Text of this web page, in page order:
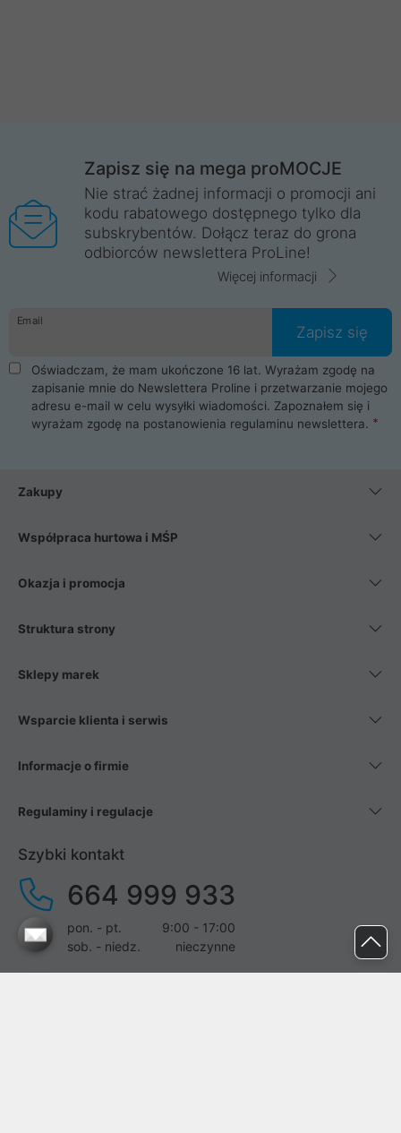
Zapisz się na mega proMOCJE
Nie strać żadnej informacji o promocji ani
kodu rabatowego dostępnego tylko dla
subskrybentów. Dołącz teraz do grona
odbiorców newslettera ProLine!
Więcej informacji
Email
Zapisz się
Oświadczam, że mam ukończone 16 lat. Wyrażam zgodę na
zapisanie mnie do Newslettera Proline i przetwarzanie mojego
adresu e-mail w celu wysyłki wiadomości. Zapoznałem się i
wyrażam zgodę na postanowienia regulaminu newslettera.
Zakupy
Współpraca hurtowa i MŚP
Okazja i promocja
Struktura strony
Sklepy marek
Wsparcie klienta i serwis
Informacje o firmie
Regulaminy i regulacje
Szybki kontakt
664 999 933
pon. - pt.
9:00 - 17:00
sob. - niedz.
nieczynne